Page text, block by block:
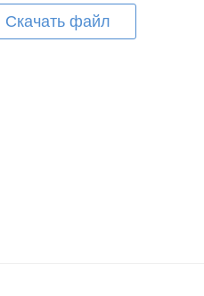
Скачать файл